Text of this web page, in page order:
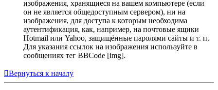
изображения, хранящиеся на вашем компьютере (если
он не является общедоступным сервером), ни на
изображения, для доступа к которым необходима
аутентификация, как, например, на почтовые ящики
Hotmail или Yahoo, защищённые паролями сайты и т. п.
Для указания ссылок на изображения используйте в
сообщениях тег BBCode [img].
Вернуться к началу